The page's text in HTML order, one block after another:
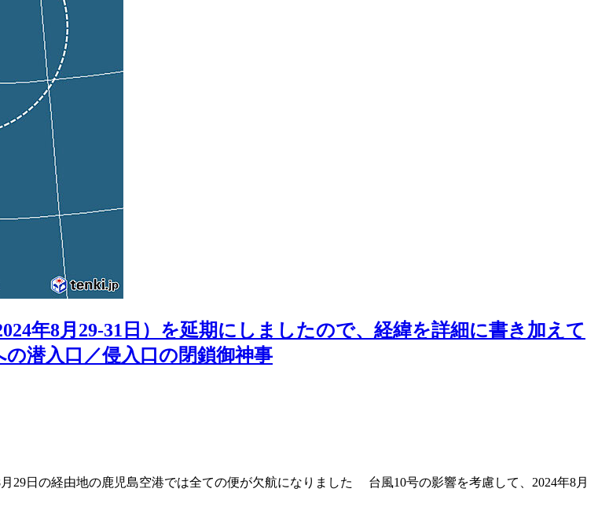
年8月29-31日）を延期にしましたので、経緯を詳細に書き加えて
潜入口／侵入口の閉鎖御神事
29日の経由地の鹿児島空港では全ての便が欠航になりました 台風10号の影響を考慮して、2024年8月